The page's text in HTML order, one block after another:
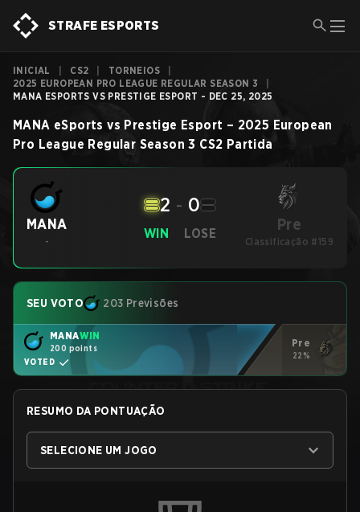
STRAFE ESPORTS
INICIAL CS2 TORNEIOS
2025 EUROPEAN PRO LEAGUE REGULAR SEASON 3
MANA ESPORTS VS PRESTIGE ESPORT - DEC 25, 2025
MANA eSports vs Prestige Esport – 2025 European
Pro League Regular Season 3 CS2 Partida
MANA
-
WIN
2 - 0
LOSE Pre
Classificação #159
SEU VOTO 203 Previsões
MANAWIN
200 points
VOTED
Pre
22%
RESUMO DA PONTUAÇÃO
SELECIONE UM JOGO